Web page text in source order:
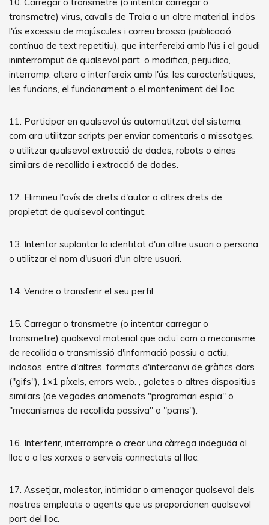
transmetre) virus, cavalls de Troia o un altre material, inclòs
l'ús excessiu de majúscules i correu brossa (publicació
contínua de text repetitiu), que interfereixi amb l'ús i el gaudi
ininterromput de qualsevol part. o modifica, perjudica,
interromp, altera o interfereix amb l'ús, les característiques,
les funcions, el funcionament o el manteniment del lloc.
11. Participar en qualsevol ús automatitzat del sistema,
com ara utilitzar scripts per enviar comentaris o missatges,
o utilitzar qualsevol extracció de dades, robots o eines
similars de recollida i extracció de dades.
12. Elimineu l'avís de drets d'autor o altres drets de
propietat de qualsevol contingut.
13. Intentar suplantar la identitat d'un altre usuari o persona
o utilitzar el nom d'usuari d'un altre usuari.
14. Vendre o transferir el seu perfil.
15. Carregar o transmetre (o intentar carregar o
transmetre) qualsevol material que actuï com a mecanisme
de recollida o transmissió d'informació passiu o actiu,
inclosos, entre d'altres, formats d'intercanvi de gràfics clars
("gifs"), 1×1 píxels, errors web. , galetes o altres dispositius
similars (de vegades anomenats "programari espia" o
"mecanismes de recollida passiva" o "pcms").
16. Interferir, interrompre o crear una càrrega indeguda al
lloc o a les xarxes o serveis connectats al lloc.
17. Assetjar, molestar, intimidar o amenaçar qualsevol dels
nostres empleats o agents que us proporcionen qualsevol
part del lloc.